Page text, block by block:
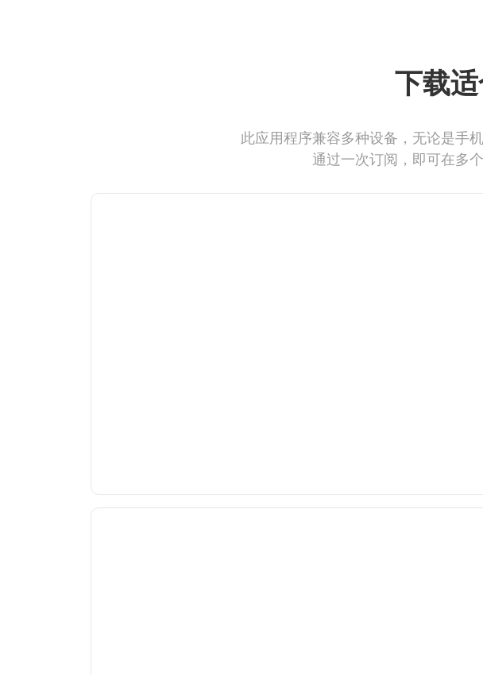
下载
此应用程序兼容多种设备，无论是手
通过一次订阅，即可在多